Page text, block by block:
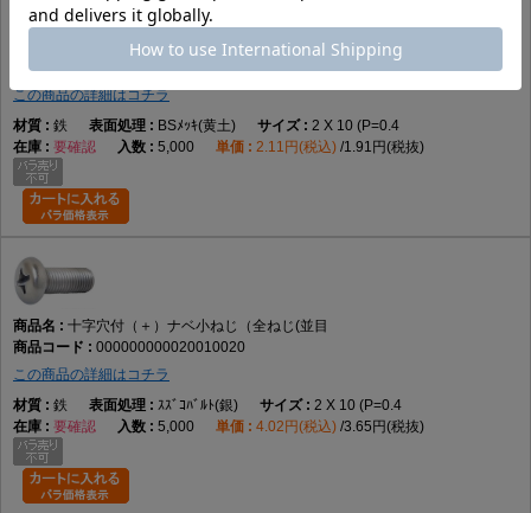
小ねじにはJISやISOで規定されている形状がありますが、データには具体
ません。規格指定が必要な場合はメーカー仕様をご確認ください。
よくある質問（FAQ）
A1. 十字穴付きのなべ頭を採用した全ねじタイプの小ねじです。
Q2. 全ねじとは何ですか。
A2. 軸部全体にねじ山が加工された形状です。
Q3. なべ頭の特徴は何ですか。
A3. 丸みのある頭部形状で、幅広い締結用途に使用されます。
十字穴付（＋）ナベ小ねじ（全ねじ(並目
000000000020010016
この商品の詳細はコチラ
鉄
BSﾒｯｷ(黄土)
2 X 10 (P=0.4
要確認
5,000 2.11円(税込) 1.91円(税抜)
十字穴付（＋）ナベ小ねじ（全ねじ(並目
000000000020010020
この商品の詳細はコチラ
鉄
ｽｽﾞｺﾊﾞﾙﾄ(銀)
2 X 10 (P=0.4
要確認
5,000 4.02円(税込) 3.65円(税抜)